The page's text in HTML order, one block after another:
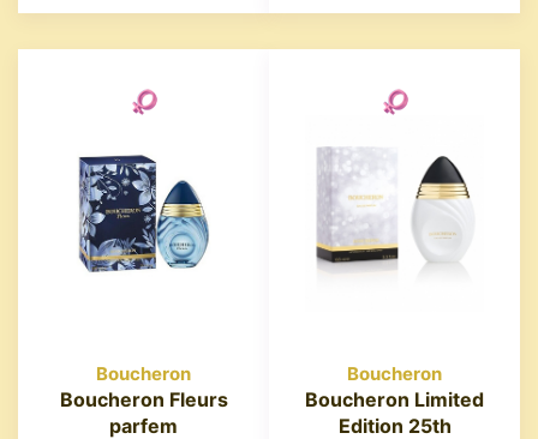
Boucheron
Boucheron Fleurs
parfem
Boucheron
Boucheron Limited
Edition 25th